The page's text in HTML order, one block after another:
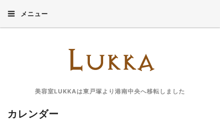
メニュー
美容室LUKKAは東戸塚より港南中央へ移転しました
カレンダー